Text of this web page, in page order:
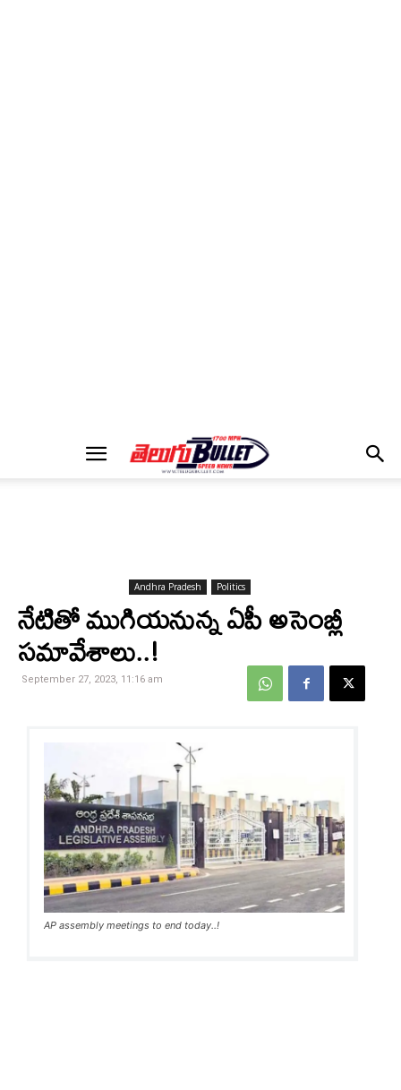
Andhra Pradesh Politics
నేటితో ముగియనున్న ఏపీ అసెంబ్లీ
సమావేశాలు..!
September 27, 2023, 11:16 am
AP assembly meetings to end today..!